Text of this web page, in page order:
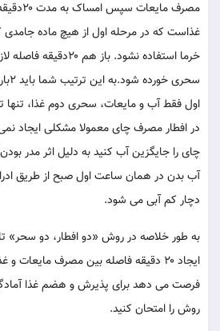
مصرف
غذاست که در مرحله اول از هیچ ماده جامدی
خرما استفاده نشود. باز
اول فقط آب و مایعات، سحری دوم غذا، تنها
در افطار مصرف چای معمولا مشکلی ایجاد
چای را جایگزین آب کنید به دلیل اثر مدر
آب بدن در همان ساعت اول صبح از طریق
دچار کم آبی می شود.
به طور خلاصه در روش «دو افطار، دو سحر»
ایجاد ۲۰ دقیقه فاصله بین مصرف
فرصت می دهد برای پذیرش و هضم غذا
روش را امتحان کنید.